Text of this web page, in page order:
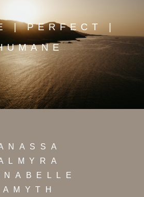
| PERFECT |
AMYTH